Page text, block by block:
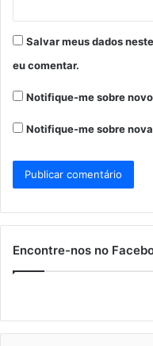
Salvar meus dados
eu comentar.
Notifique-me sobre
Notifique-me sobre
Encontre-nos no